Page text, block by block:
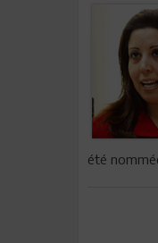
été